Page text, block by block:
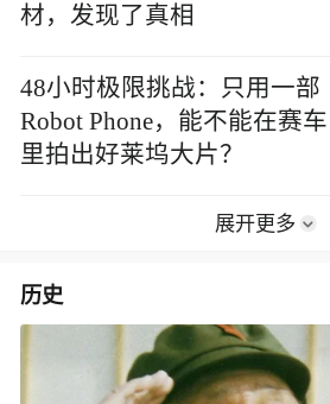
材，发现了真相
48小时极限挑战：只用一部
Robot Phone，能不能在赛车
里拍出好莱坞大片？
展开更多
历史